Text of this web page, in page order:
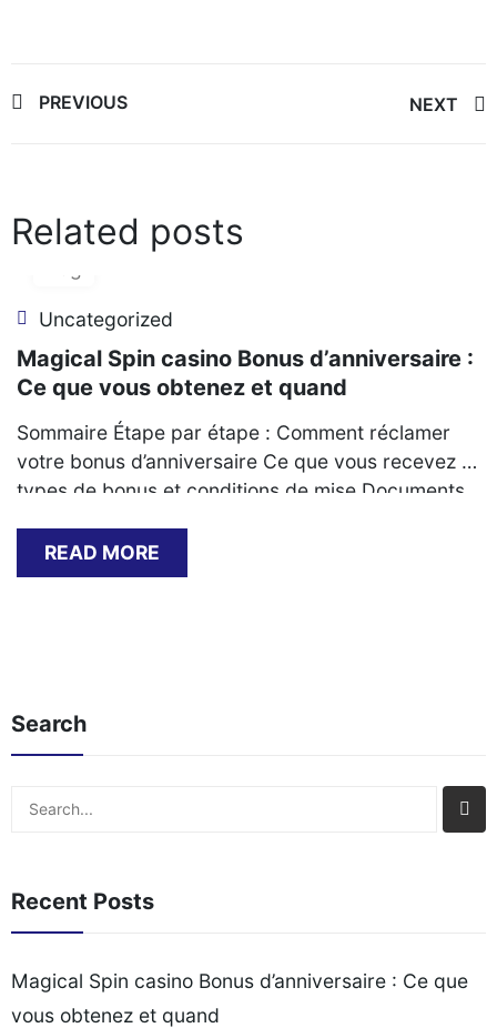
Post
PREVIOUS NEXT
Related posts
06
Uncategorized
Magical Spin casino Bonus d’anniversaire :
Ce que vous obtenez et quand
Sommaire Étape par étape : Comment réclamer
votre bonus d’anniversaire Ce que vous recevez :
types de bonus et conditions de mise Documents
solutions lors de la réclamation Délais typiques et
méthodes de retrait des gains Comparaison avec
READ MORE
Search
Search
Recent Posts
Magical Spin casino Bonus d’anniversaire : Ce que
vous obtenez et quand